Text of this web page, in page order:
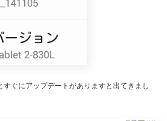
ぐにアップデートがありますと出てきまし